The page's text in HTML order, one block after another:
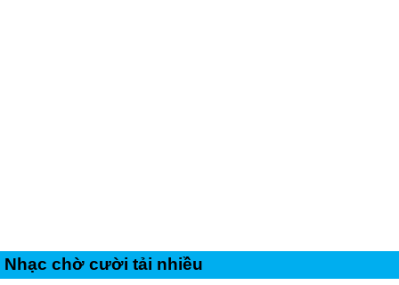
Nhạc chờ cười tải nhiều